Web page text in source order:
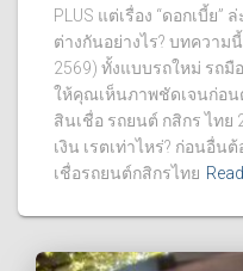
PLUS แต่เรื่อง “ดอกเบี้ย”
ต่างกันอย่างไร? บทความ
2569) ทั้งแบบรถใหม่ รถมื
ให้คุณเห็นภาพชัดเจนก่อน
สินเชื่อ รถยนต์ กสิกร ไทย
เงิน เรตเท่าไหร่? ก่อนอื่น
เชื่อรถยนต์กสิกรไทย